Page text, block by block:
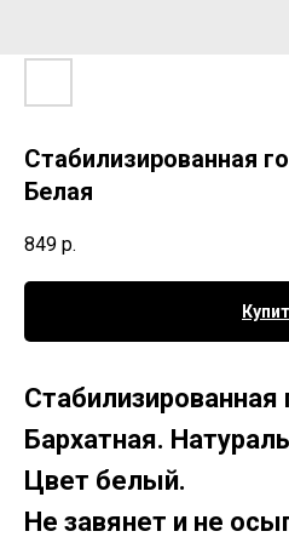
Стабилизированная
Белая
849 р.
Стабилизированная
Бархатная.
Цвет белый.
Не завянет и не